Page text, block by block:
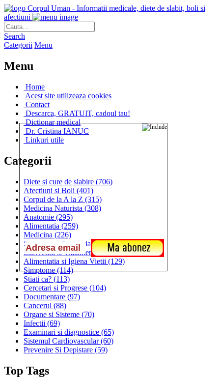
Corpul Uman - Informatii medicale, diete de slabit, boli si
afectiuni
Search
Categorii Menu
Menu
Home
Acest site utilizeaza cookies
Contact
Descarca, GRATUIT, cadoul tau!
Dictionar medical
Dr. Cristina IANUC
Linkuri utile
Categorii
Diete si cure de slabire (706)
Afectiuni si Boli (401)
Corpul de la A la Z (315)
Medicina Naturista (308)
Anatomie (295)
Alimentatia (259)
Medicina (226)
Sanatatea si Preventia(170)
Interventii si Tratamente(167)
Alimentatia si Igiena Vietii (129)
Simptome(114)
Stiati ca? (113)
Cercetari si Progrese (104)
Documentare (97)
Cancerul (88)
Organe si Sisteme (70)
Infectii (69)
Examinari si diagnostice (65)
Sistemul Cardiovascular(60)
Prevenire Si Depistare (59)
Top Tags